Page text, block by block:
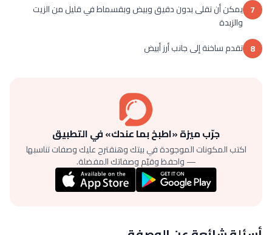
7 يمكن أن تقلى بدون دقيق وبيض وبقسماط في قليل من الزيت
والزبدة
8 تقدم ساخنة إلى جانب أرز أبيض
جرّب ميزة «اطبخ بما عندك» في التطبيق
اكتب المكونات الموجودة في بيتك وهنقترح عليك وصفات تناسبها
— واحفظ وقيّم وصفاتك المفضلة.